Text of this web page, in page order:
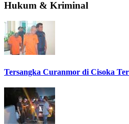
Hukum & Kriminal
Tersangka Curanmor di Cisoka